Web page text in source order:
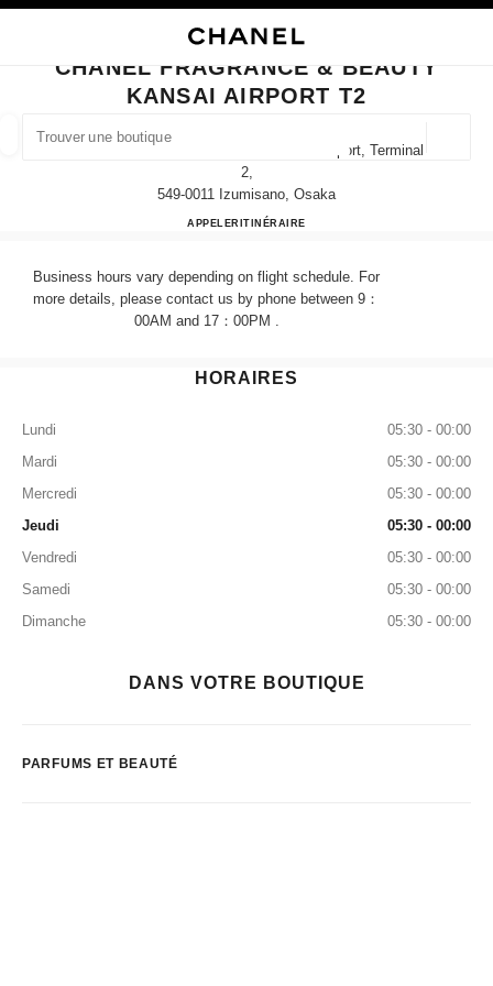
TROUVER UNE BOUTIQUE
Les suggestions sont affichées sous cette barre de recherche
FERMER LA FICHE BOUTIQUE CHANEL FRAGRANCE & BEAUTY KANSAI
CHANEL FRAGRANCE & BEAUTY
KANSAI AIRPORT T2
Senshukukokita 1 Kansai International Airport, Terminal
2,
549-0011 Izumisano, Osaka
APPELER072-455-4195
ITINÉRAIRECHANEL FRAGRANCE &
Business hours vary depending on flight schedule. For
more details, please contact us by phone between 9：
00AM and 17：00PM .
HORAIRES
Lundi
05:30 - 00:00
Mardi
05:30 - 00:00
Mercredi
05:30 - 00:00
Jeudi
05:30 - 00:00
Vendredi
05:30 - 00:00
Samedi
05:30 - 00:00
Dimanche
05:30 - 00:00
DANS VOTRE BOUTIQUE
PARFUMS ET BEAUTÉ
LUNETTES HORLOGERIE ET JOAILLERIE